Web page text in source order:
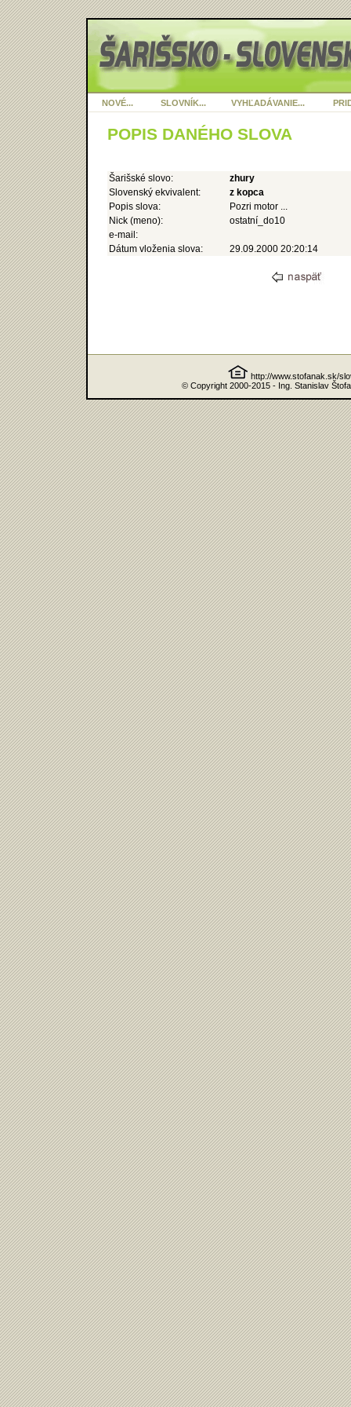
NOVÉ... SLOVNÍK... VYHĽADÁVANIE...
POPIS DANÉHO SLOVA
Šarišské slovo:
zhury
Slovenský ekvivalent:
z kopca
Popis slova:
Pozri motor ...
Nick (meno):
ostatní_do10
e-mail:
Dátum vloženia slova:
29.09.2000 20:20:14
http://www.stofanak.sk/
© Copyright 2000-2015 - Ing. Stanislav